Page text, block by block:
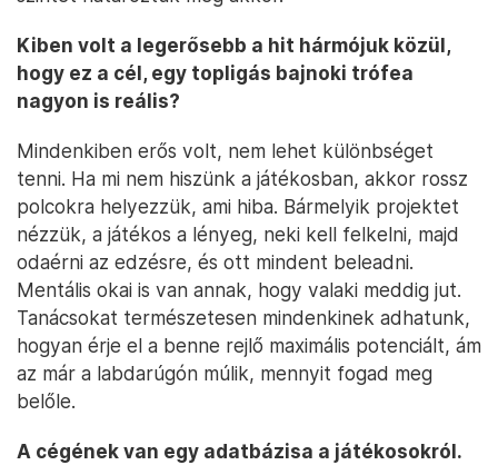
Kiben volt a legerősebb a hit hármójuk közül,
hogy ez a cél, egy topligás bajnoki trófea
nagyon is reális?
Mindenkiben erős volt, nem lehet különbséget
tenni. Ha mi nem hiszünk a játékosban, akkor rossz
polcokra helyezzük, ami hiba. Bármelyik projektet
nézzük, a játékos a lényeg, neki kell felkelni, majd
odaérni az edzésre, és ott mindent beleadni.
Mentális okai is van annak, hogy valaki meddig jut.
Tanácsokat természetesen mindenkinek adhatunk,
hogyan érje el a benne rejlő maximális potenciált, ám
az már a labdarúgón múlik, mennyit fogad meg
belőle.
A cégének van egy adatbázisa a játékosokról.